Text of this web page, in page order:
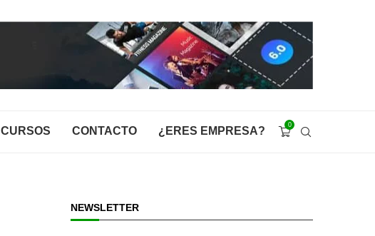
CURSOS CONTACTO ¿ERES EMPRESA? 0
NEWSLETTER